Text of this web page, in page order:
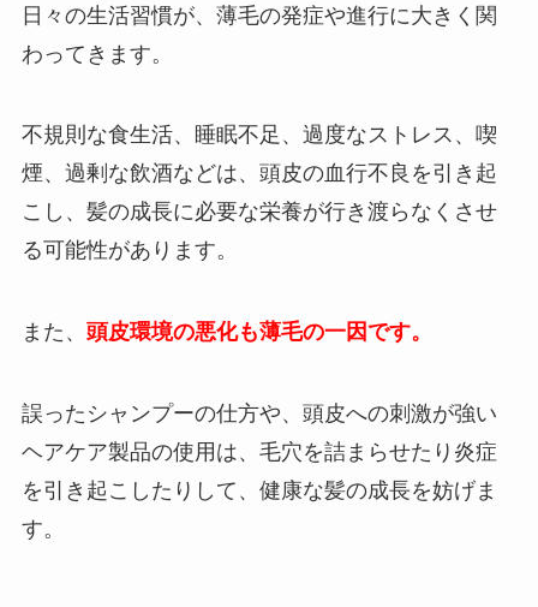
日々の生活習慣が、薄毛の発症や進行に大きく関
わってきます。
不規則な食生活、睡眠不足、過度なストレス、喫
煙、過剰な飲酒などは、頭皮の血行不良を引き起
こし、髪の成長に必要な栄養が行き渡らなくさせ
る可能性があります。
また、 頭皮環境の悪化も薄毛の一因です。
誤ったシャンプーの仕方や、頭皮への刺激が強い
ヘアケア製品の使用は、毛穴を詰まらせたり炎症
を引き起こしたりして、健康な髪の成長を妨げま
す。